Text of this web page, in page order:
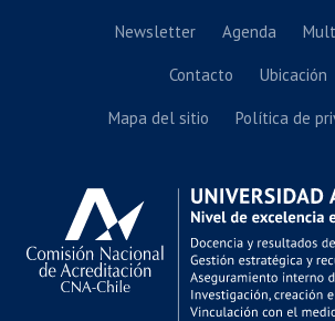
Newsletter Agenda
Contacto Ubicación
Mapa del sitio Política de